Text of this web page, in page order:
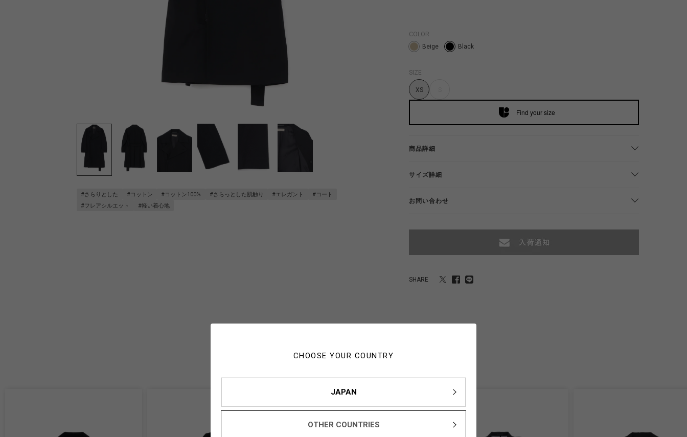
CHOOSE YOUR COUNTRY
JAPAN
OTHER COUNTRIES
#さらりとした #コットン #コットン100% #さらっとした肌触り #エレガント
#コート
#フレアシルエット
#軽い着心地
COLOR
Beige
Black
SIZE
XS
Find your size
商品詳細
サイズ詳細
お問い合わせ
SHARE